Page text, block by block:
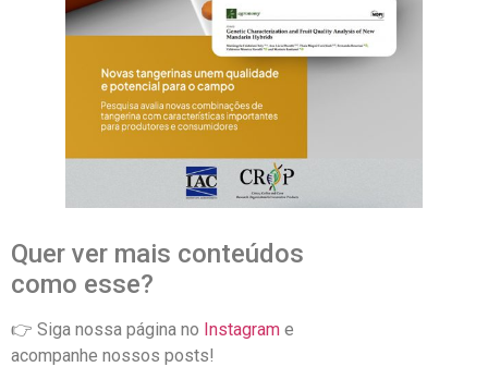
Quer ver mais conteúdos
como esse?
👉 Siga nossa página no Instagram e
acompanhe nossos posts!